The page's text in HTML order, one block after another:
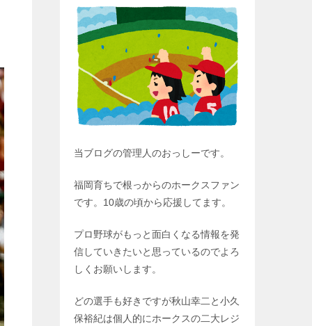
当ブログの管理人のおっしーです。
福岡育ちで根っからのホークスファン
です。10歳の頃から応援してます。
プロ野球がもっと面白くなる情報を発
信していきたいと思っているのでよろ
しくお願いします。
どの選手も好きですが秋山幸二と小久
保裕紀は個人的にホークスの二大レジ